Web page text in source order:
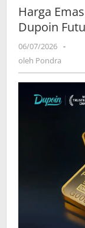
Harga
Dupoin
06/07/2026 oleh
-
oleh Pondra